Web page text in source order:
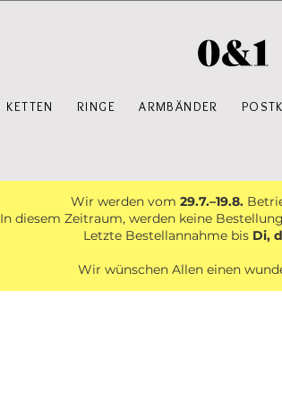
KETTEN RINGE ARMBÄNDER
Wir werden vom 29.7.–19.8.
In diesem Zeitraum, werden keine
Letzte Bestellannahme bis Di,
Wir wünschen Allen einen